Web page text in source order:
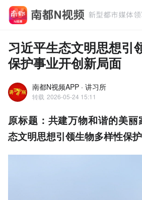
习近平生态文明思想引
保护事业开创新局面
南都N视频APP · 讲习所
转载 2026-05-24 15:11
原标题：共建万物和谐的美
态文明思想引领生物多样性保